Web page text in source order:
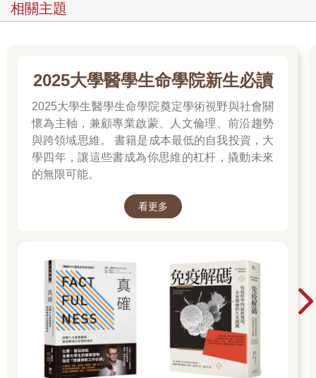
相關主題
2025大學醫學生命學院新生必讀
2025大學生醫學生命學院奠定學術視野與社會關
懷為主軸，兼顧專業啟蒙、人文倫理、前沿趨勢
與跨領域思維。 書籍是成本最低的自我投資，大
學四年，讓這些書成為你思維的杠杆，撬動未來
的無限可能。
看更多